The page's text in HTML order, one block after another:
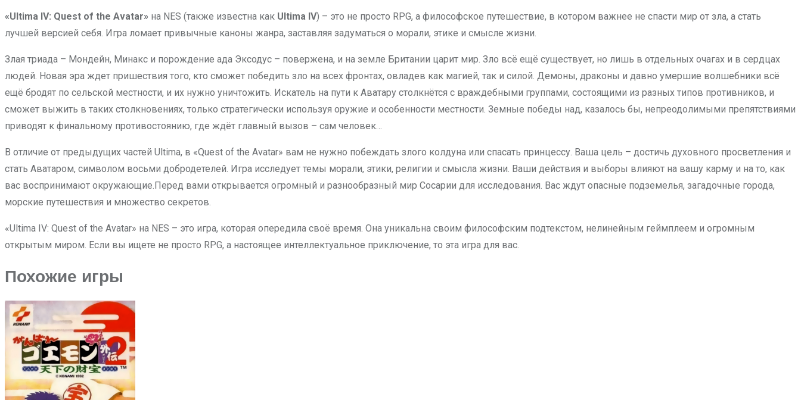
«Ultima IV: Quest of the Avatar» на NES (также известна как Ultima IV) – это не просто RPG, а философское путешествие, в котором важнее не спасти мир от зла, а стать
лучшей версией себя. Игра ломает привычные каноны жанра, заставляя задуматься о морали, этике и смысле жизни.
Злая триада – Мондейн, Минакс и порождение ада Эксодус – повержена, и на земле Британии царит мир. Зло всё ещё существует, но лишь в отдельных очагах и в сердцах
людей. Новая эра ждет пришествия того, кто сможет победить зло на всех фронтах, овладев как магией, так и силой. Демоны, драконы и давно умершие волшебники всё
ещё бродят по сельской местности, и их нужно уничтожить. Искатель на пути к Аватару столкнётся с враждебными группами, состоящими из разных типов противников, и
сможет выжить в таких столкновениях, только стратегически используя оружие и особенности местности. Земные победы над, казалось бы, непреодолимыми препятствиями
приводят к финальному противостоянию, где ждёт главный вызов – сам человек…
В отличие от предыдущих частей Ultima, в «Quest of the Avatar» вам не нужно побеждать злого колдуна или спасать принцессу. Ваша цель – достичь духовного просветления и
стать Аватаром, символом восьми добродетелей. Игра исследует темы морали, этики, религии и смысла жизни. Ваши действия и выборы влияют на вашу карму и на то, как
вас воспринимают окружающие.Перед вами открывается огромный и разнообразный мир Сосарии для исследования. Вас ждут опасные подземелья, загадочные города,
морские путешествия и множество секретов.
«Ultima IV: Quest of the Avatar» на NES – это игра, которая опередила своё время. Она уникальна своим философским подтекстом, нелинейным геймплеем и огромным
открытым миром. Если вы ищете не просто RPG, а настоящее интеллектуальное приключение, то эта игра для вас.
Похожие игры